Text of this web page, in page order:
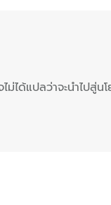
ปลว่าจะนำไปสู่นโ